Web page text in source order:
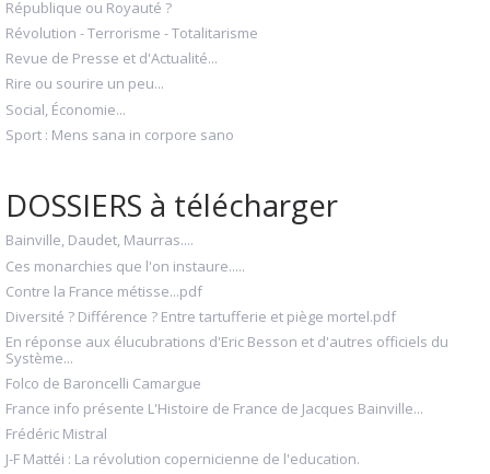
République ou Royauté ?
Révolution - Terrorisme - Totalitarisme
Revue de Presse et d'Actualité...
Rire ou sourire un peu...
Social, Économie...
Sport : Mens sana in corpore sano
DOSSIERS à télécharger
Bainville, Daudet, Maurras....
Ces monarchies que l'on instaure.....
Contre la France métisse...pdf
Diversité ? Différence ? Entre tartufferie et piège mortel.pdf
En réponse aux élucubrations d'Eric Besson et d'autres officiels du
Système...
Folco de Baroncelli Camargue
France info présente L'Histoire de France de Jacques Bainville...
Frédéric Mistral
J-F Mattéi : La révolution copernicienne de l'education.